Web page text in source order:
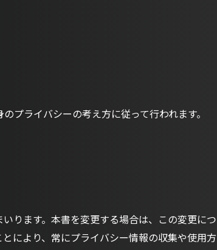
プライバシーの考え方に従って行われます。
ります。本書を変更する場合は、この変更につ
により、常にプライバシー情報の収集や使用方